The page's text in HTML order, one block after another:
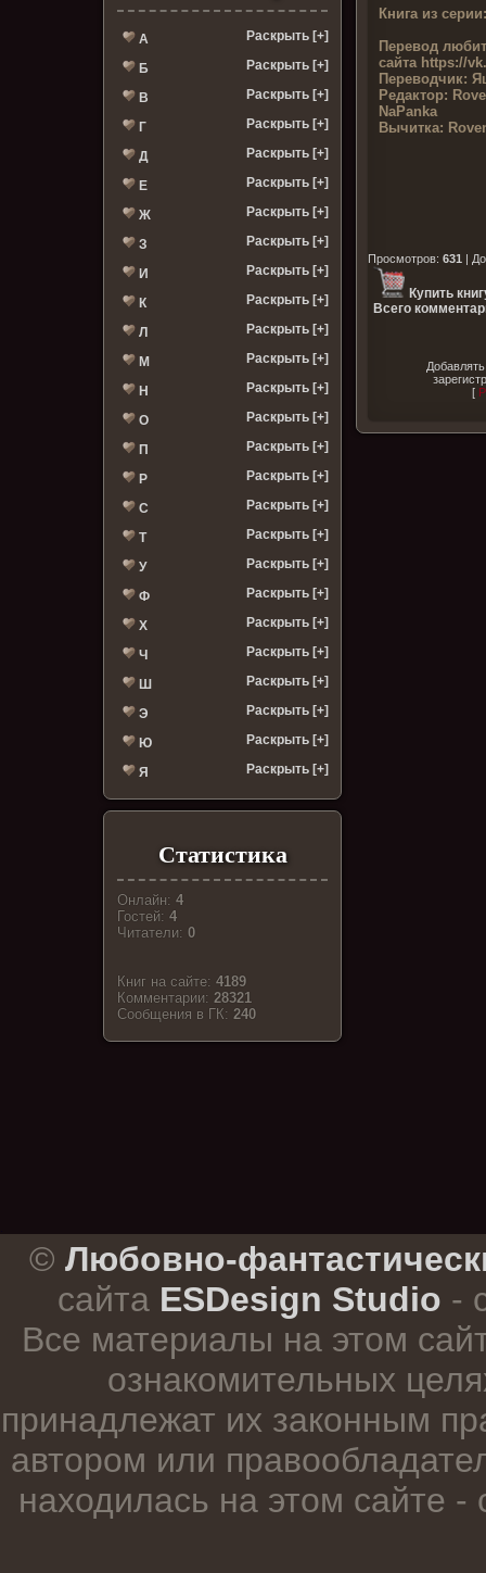
А Раскрыть [+]
Б Раскрыть [+]
В Раскрыть [+]
Г Раскрыть [+]
Д Раскрыть [+]
Е Раскрыть [+]
Ж Раскрыть [+]
З Раскрыть [+]
И Раскрыть [+]
К Раскрыть [+]
Л Раскрыть [+]
М Раскрыть [+]
Н Раскрыть [+]
О Раскрыть [+]
П Раскрыть [+]
Р Раскрыть [+]
С Раскрыть [+]
Т Раскрыть [+]
У Раскрыть [+]
Ф Раскрыть [+]
Х Раскрыть [+]
Ч Раскрыть [+]
Ш Раскрыть [+]
Э Раскрыть [+]
Ю Раскрыть [+]
Я Раскрыть [+]
Статистика
Онлайн:4
Гостей:4
Читатели:0
Книг на сайте:4189
Комментарии:28321
Cообщения в ГК:240
Книга из
Перевод
сайта https://
Переводчик:
Редактор:
NaPanka
Вычитка:
Просмотров:631 |
Купить
Всего
[
© Любовно-
сайта ESDesign Studio -
Все материалы на этом
ознакомительных
принадлежат их законным
автором или
находилась на этом сайте